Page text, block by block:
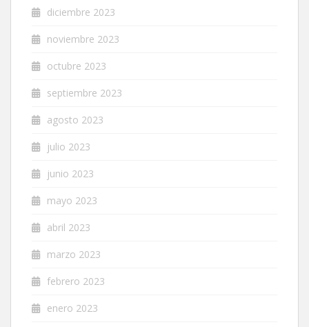
diciembre 2023
noviembre 2023
octubre 2023
septiembre 2023
agosto 2023
julio 2023
junio 2023
mayo 2023
abril 2023
marzo 2023
febrero 2023
enero 2023